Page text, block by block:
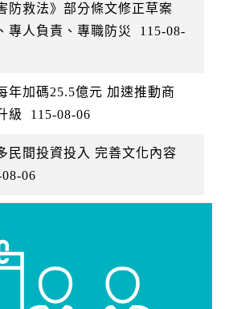
防救法》部分條文修正草案
專人負責、專職防災
115-08-
年加碼25.5億元 加速推動商
級
115-08-06
民間投資投入 完善文化內容
06